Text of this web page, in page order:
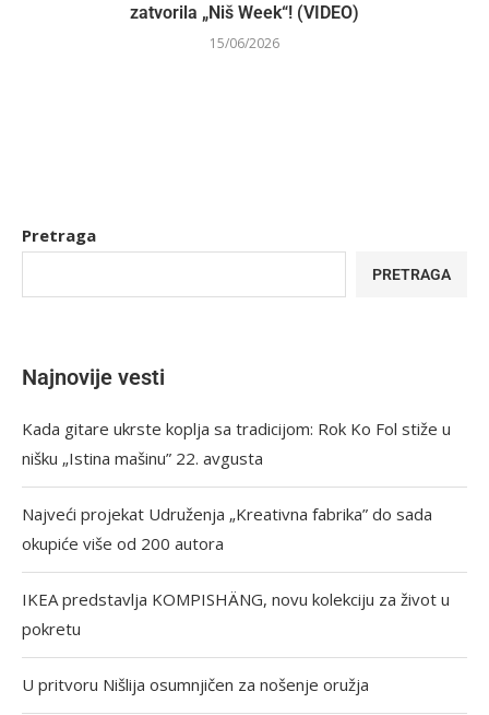
zatvorila „Niš Week“! (VIDEO)
15/06/2026
Pretraga
PRETRAGA
Najnovije vesti
Kada gitare ukrste koplja sa tradicijom: Rok Ko Fol stiže u
nišku „Istina mašinu” 22. avgusta
Najveći projekat Udruženja „Kreativna fabrika” do sada
okupiće više od 200 autora
IKEA predstavlja KOMPISHÄNG, novu kolekciju za život u
pokretu
U pritvoru Nišlija osumnjičen za nošenje oružja